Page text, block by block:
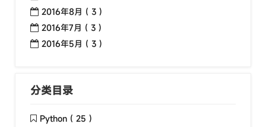
2016年8月 ( 3 )
2016年7月 ( 3 )
2016年5月 ( 3 )
分类目录
Python ( 25 )